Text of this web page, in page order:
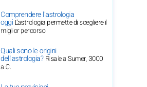
Comprendere l'astrologia
oggiL'astrologia permette di scegliere il
miglior percorso
Quali sono le origini
dell'astrologia?Risale a Sumer, 3000
a.C.